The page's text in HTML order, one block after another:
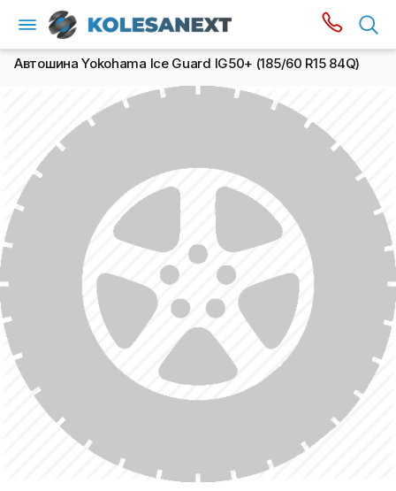
Автошина Yokohama Ice Guard IG50+ (185/60 R15 84Q)